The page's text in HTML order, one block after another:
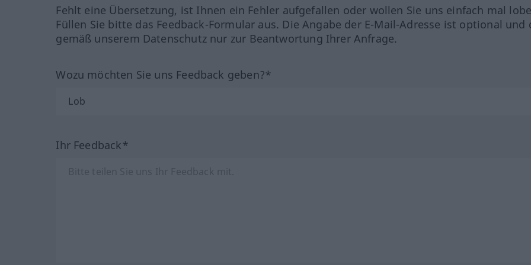
Fehlt eine Übersetzung, ist Ihnen ein Fehler aufgefallen oder wollen Sie uns einfach mal
Füllen Sie bitte das Feedback-Formular aus. Die Angabe der E-Mail-Adresse ist optional und
gemäß unserem Datenschutz nur zur Beantwortung Ihrer Anfrage.
Wozu möchten Sie uns Feedback geben?*
Ihr Feedback*